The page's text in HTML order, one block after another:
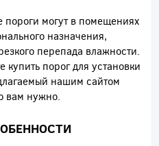
пороги могут в помещениях
назначения,
перепада влажности.
порог для установки
нашим сайтом
вам нужно.